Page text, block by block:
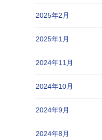
2025年2月
2025年1月
2024年11月
2024年10月
2024年9月
2024年8月